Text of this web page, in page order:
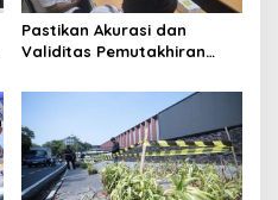
Pastikan Akurasi dan
Validitas Pemutakhiran
Cimahi Lakukan